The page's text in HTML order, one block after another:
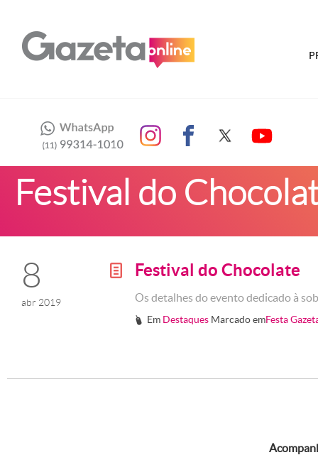
Festival do
8
abr 2019
g Festival do Chocolate
Os detalhes do evento dedicado à
# Em Destaques Marcado emFesta